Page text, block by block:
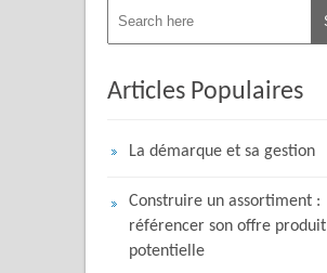
Articles Populaires
La démarque et sa gestion
Construire un assortiment :
référencer son offre produit
potentielle